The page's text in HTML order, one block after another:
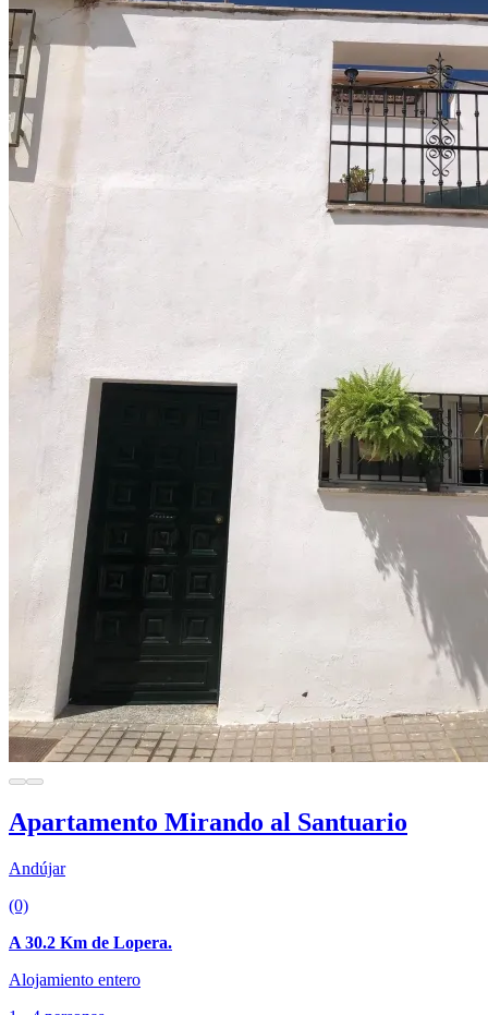
Apartamento Mirando al Santuario
Andújar
(0)
A 30.2 Km de Lopera.
Alojamiento entero